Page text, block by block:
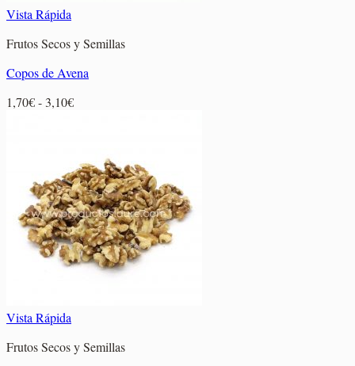
Vista Rápida
Frutos Secos y Semillas
Copos de Avena
1,70€- 3,10€Rango
1,70€
hasta
3,10€
Vista Rápida
Frutos Secos y Semillas